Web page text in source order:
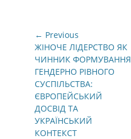
Навігація
записів
← Previous
Previous
post:
ЖІНОЧЕ ЛІДЕРСТВО ЯК
ЧИННИК ФОРМУВАННЯ
ГЕНДЕРНО РІВНОГО
СУСПІЛЬСТВА:
ЄВРОПЕЙСЬКИЙ
ДОСВІД ТА
УКРАЇНСЬКИЙ
КОНТЕКСТ